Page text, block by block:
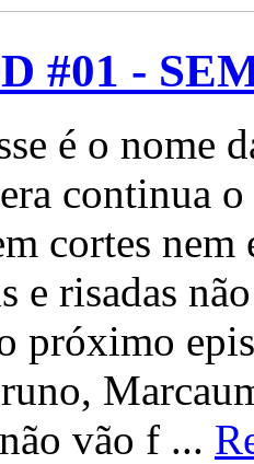
#01 -
é o nome
continua
cortes
e risadas
próximo
vão f ...